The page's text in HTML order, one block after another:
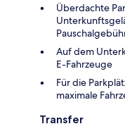
Überdachte
Auf dem
E-Fahrzeuge
Für die
maximale
Transfer